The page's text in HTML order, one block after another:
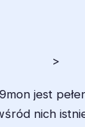
>
jest
nich